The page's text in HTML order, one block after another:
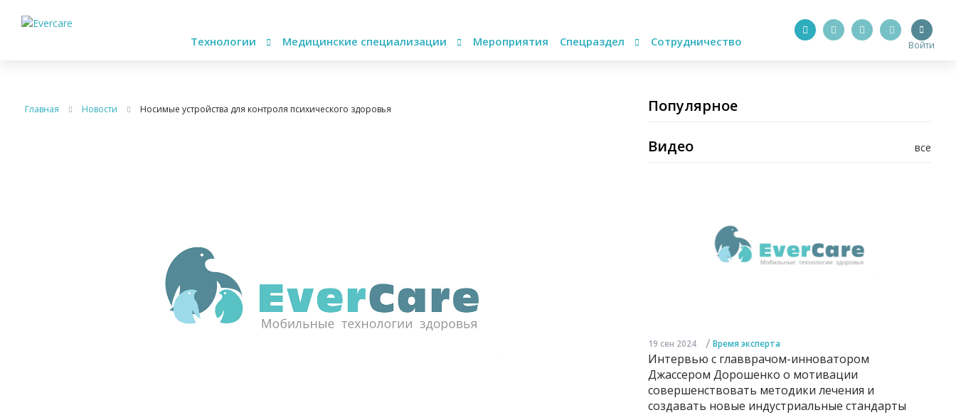
Технологии Медицинские специализации Мероприятия Спецраздел Сотрудничество Войти
Главная Новости Носимые устройства для контроля психического здоровья Популярное
все
Видео
19 сен 2024 / Время эксперта
Интервью с главврачом-инноватором
Джассером Дорошенко о мотивации
совершенствовать методики лечения и
создавать новые индустриальные стандарты